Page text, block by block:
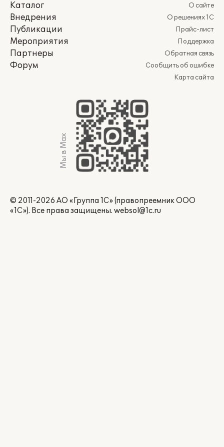
Каталог
Внедрения
Публикации
Мероприятия
Партнеры
Форум
О сайте
О решениях 1С
Прайс-лист
Поддержка
Обратная связь
Сообщить об ошибке
Карта сайта
Мы в Max
© 2011-2026 АО «Группа 1С» (правопреемник ООО
«1С»). Все права защищены. websol@1c.ru